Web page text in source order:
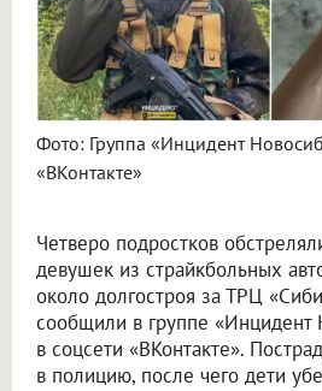
Фото: Группа «Инцидент
«ВКонтакте»
Четверо подростков
девушек из страйкбольных
около долгостроя за ТРЦ
сообщили в группе «Инцидент
в соцсети «ВКонтакте».
в полицию, после чего дети